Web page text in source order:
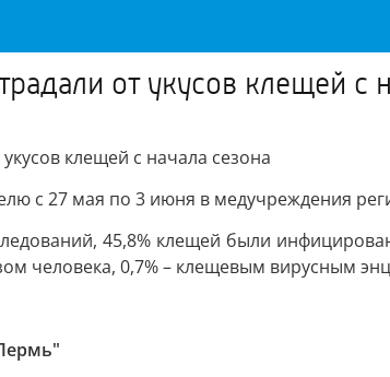
от укусов клещей с
клещей с начала сезона
с 27 мая по 3 июня в медучреждения
45,8% клещей были
человека, 0,7% – клещевым вирусным